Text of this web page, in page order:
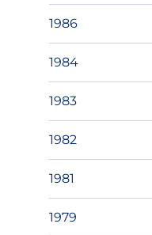
1986
1984
1983
1982
1981
1979